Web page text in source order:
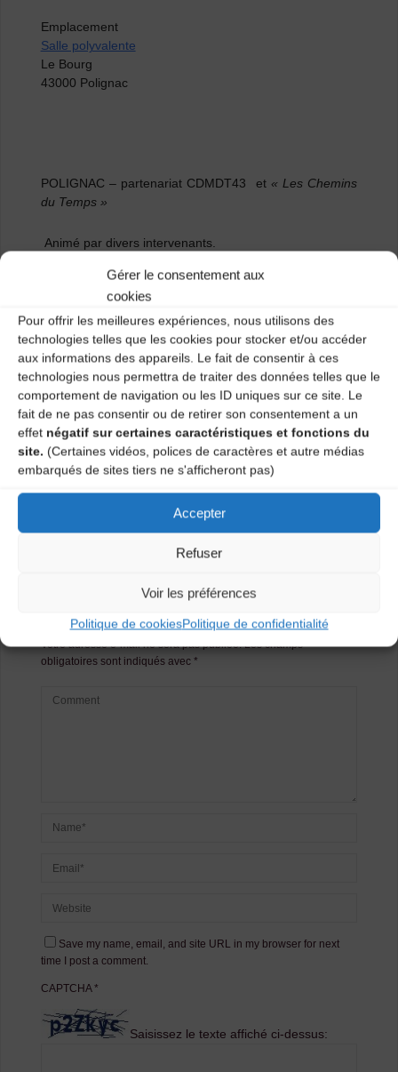
Gérer le consentement aux
cookies
Pour offrir les meilleures expériences, nous utilisons des
technologies telles que les cookies pour stocker et/ou accéder
aux informations des appareils. Le fait de consentir à ces
technologies nous permettra de traiter des données telles que le
comportement de navigation ou les ID uniques sur ce site. Le
fait de ne pas consentir ou de retirer son consentement a un
effet négatif sur certaines caractéristiques et fonctions du
site. (Certaines vidéos, polices de caractères et autre médias
embarqués de sites tiers ne s'afficheront pas)
Accepter
Refuser
Voir les préférences
Politique de cookiesPolitique de confidentialité
Emplacement
Salle polyvalente
Le Bourg
43000 Polignac
POLIGNAC – partenariat CDMDT43 et« Les Chemins
du Temps »
Animé par divers intervenants.
Salle polyvalente – 1 vendredi sur 2 de 20H30 à 22H.
Renseignements CDMDT43 :04 71 02 92 53
Catégories
Atelier danses traditionnelles
Atelier danses traditionnelles
Laisser un
commentaire
Votre adresse e-mail ne sera pas publiée. Les champs
obligatoires sont indiqués avec *
Save my name, email, and site URL in my browser for next
time I post a comment.
CAPTCHA*
Saisissez le texte affiché ci-dessus: